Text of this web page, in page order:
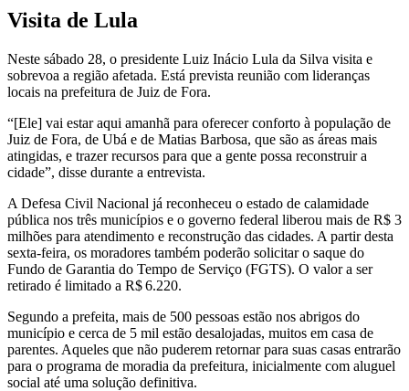
Visita de Lula
Neste sábado 28, o presidente Luiz Inácio Lula da Silva visita e
sobrevoa a região afetada. Está prevista reunião com lideranças
locais na prefeitura de Juiz de Fora.
“[Ele] vai estar aqui amanhã para oferecer conforto à população de
Juiz de Fora, de Ubá e de Matias Barbosa, que são as áreas mais
atingidas, e trazer recursos para que a gente possa reconstruir a
cidade”, disse durante a entrevista.
A Defesa Civil Nacional já reconheceu o estado de calamidade
pública nos três municípios e o governo federal liberou mais de R$ 3
milhões para atendimento e reconstrução das cidades. A partir desta
sexta-feira, os moradores também poderão solicitar o saque do
Fundo de Garantia do Tempo de Serviço (FGTS). O valor a ser
retirado é limitado a R$ 6.220.
Segundo a prefeita, mais de 500 pessoas estão nos abrigos do
município e cerca de 5 mil estão desalojadas, muitos em casa de
parentes. Aqueles que não puderem retornar para suas casas entrarão
para o programa de moradia da prefeitura, inicialmente com aluguel
social até uma solução definitiva.